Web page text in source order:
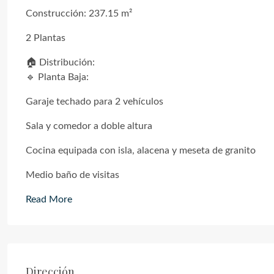
Construcción: 237.15 m²
2 Plantas
🏠 Distribución:
🔹 Planta Baja:
Garaje techado para 2 vehículos
Sala y comedor a doble altura
Cocina equipada con isla, alacena y meseta de granito
Medio baño de visitas
Read More